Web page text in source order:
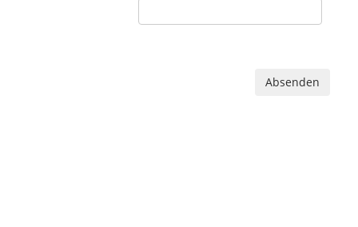
Absenden